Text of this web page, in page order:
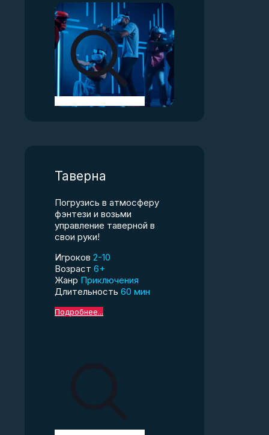
Таверна
Погрузись в атмосферу
фэнтези и возьми
управление таверной в
свои руки!
Игроков 2-10
Возраст 6+
Жанр Приключения
Длительность 60 мин
Подробнее...